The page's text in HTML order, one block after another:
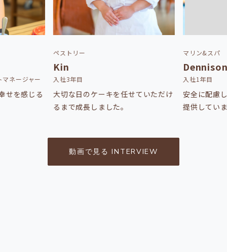
ネージャー
せを感じる
ペストリー
Kin
入社3年目
大切な日のケーキを任せていただけ
るまで成長しました。
マリン&スパ
Dennison
入社1年目
安全に配慮
提供してい
動画で見る INTERVIEW